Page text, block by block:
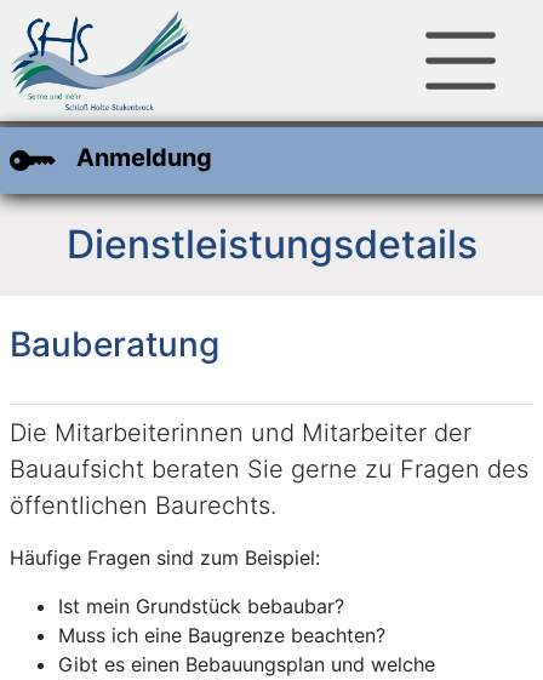
Anmeldung
Dienstleistungsdetails
Bauberatung
Kurzbeschreibung
Die Mitarbeiterinnen und Mitarbeiter der
Bauaufsicht beraten Sie gerne zu Fragen des
öffentlichen Baurechts.
Beschreibung
Häufige Fragen sind zum Beispiel:
Ist mein Grundstück bebaubar?
Muss ich eine Baugrenze beachten?
Gibt es einen Bebauungsplan und welche